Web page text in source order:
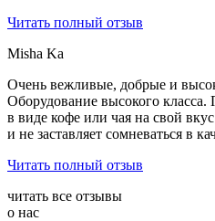
Читать полный отзыв
Misha Ka
Очень вежливые, добрые и
Оборудование высокого
в виде кофе или чая на свой
и не заставляет сомневаться в
Читать полный отзыв
читать все отзывы
о нас